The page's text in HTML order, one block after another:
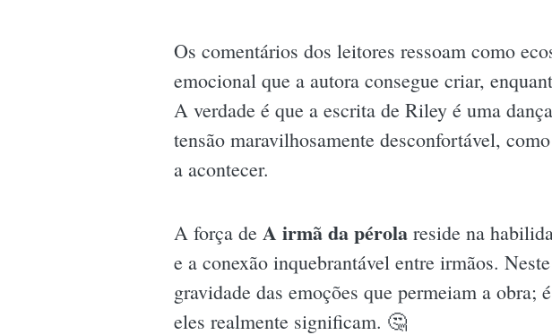
Os comentários dos leitores ressoam como
emocional que a autora consegue criar,
A verdade é que a escrita de Riley é uma
tensão maravilhosamente desconfortável,
a acontecer.
A força de A irmã da pérola reside na
e a conexão inquebrantável entre irmãos.
gravidade das emoções que permeiam a
eles realmente significam. 🤔